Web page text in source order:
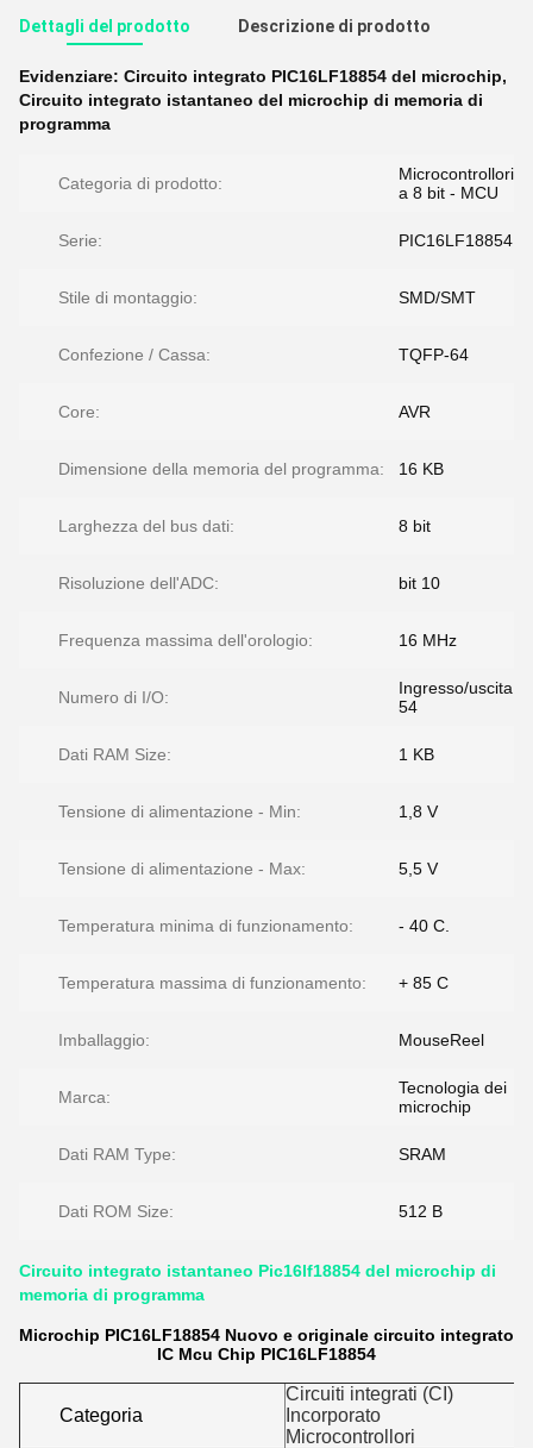
Dettagli del prodotto Descrizione di prodotto
Evidenziare: Circuito integrato PIC16LF18854 del microchip,
Circuito integrato istantaneo del microchip di memoria di
programma
Categoria di prodotto:
Microcontrollori
a 8 bit - MCU
Serie: PIC16LF18854
Stile di montaggio: SMD/SMT
Confezione / Cassa: TQFP-64
Core: AVR
Dimensione della memoria del programma: 16 KB
Larghezza del bus dati: 8 bit
Risoluzione dell'ADC: bit 10
Frequenza massima dell'orologio: 16 MHz
Numero di I/O:
Ingresso/uscita
54
Dati RAM Size: 1 KB
Tensione di alimentazione - Min: 1,8 V
Tensione di alimentazione - Max: 5,5 V
Temperatura minima di funzionamento: - 40 C.
Temperatura massima di funzionamento: + 85 C
Imballaggio: MouseReel
Marca:
Tecnologia dei
microchip
Dati RAM Type: SRAM
Dati ROM Size: 512 B
Circuito integrato istantaneo Pic16lf18854 del microchip di
memoria di programma
Microchip PIC16LF18854 Nuovo e originale circuito integrato
IC Mcu Chip PIC16LF18854
Categoria
Circuiti integrati (CI)
Incorporato
Microcontrollori